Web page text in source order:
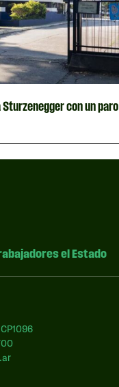
Sturzenegger con un
el Estado